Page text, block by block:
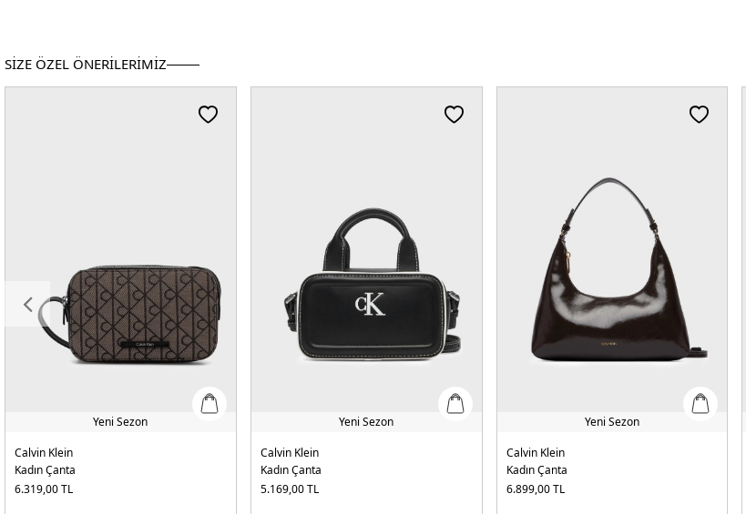
SİZE ÖZEL ÖNERİLERİMİZ
Yeni Sezon
Calvin Klein
Kadın Çanta
6.319,00TL
Yeni Sezon
Calvin Klein
Kadın Çanta
5.169,00TL
Yeni Sezon
Calvin Klein
Kadın Çanta
6.899,00TL